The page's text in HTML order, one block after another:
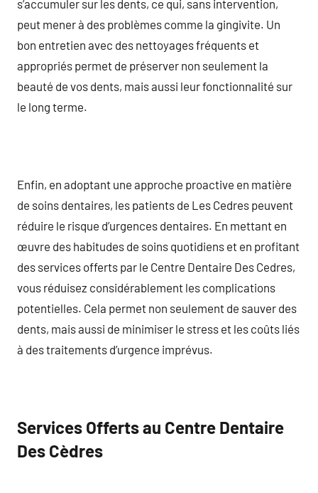
s’accumuler sur les dents, ce qui, sans intervention,
peut mener à des problèmes comme la gingivite. Un
bon entretien avec des nettoyages fréquents et
appropriés permet de préserver non seulement la
beauté de vos dents, mais aussi leur fonctionnalité sur
le long terme.
Enfin, en adoptant une approche proactive en matière
de soins dentaires, les patients de Les Cedres peuvent
réduire le risque d’urgences dentaires. En mettant en
œuvre des habitudes de soins quotidiens et en profitant
des services offerts par le Centre Dentaire Des Cedres,
vous réduisez considérablement les complications
potentielles. Cela permet non seulement de sauver des
dents, mais aussi de minimiser le stress et les coûts liés
à des traitements d’urgence imprévus.
Services Offerts au Centre Dentaire
Des Cèdres